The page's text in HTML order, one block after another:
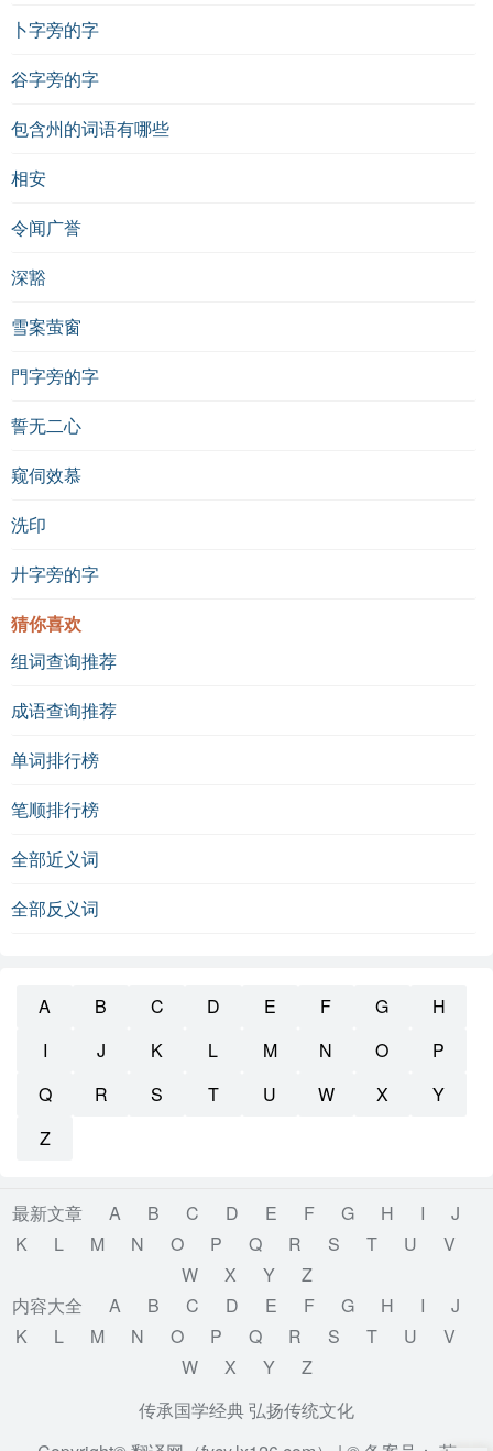
卜字旁的字
谷字旁的字
包含州的词语有哪些
相安
令闻广誉
深豁
雪案萤窗
門字旁的字
誓无二心
窥伺效慕
洗印
廾字旁的字
猜你喜欢
组词查询推荐
成语查询推荐
单词排行榜
笔顺排行榜
全部近义词
全部反义词
A B C D E F G
H
I
J K L M N O
P
Q
R S T U W X
Y
Z
最新文章 A B C D E F G H I
J
K
L M N O P Q R S T U
V
W
X Y
Z
内容大全
A B C D E F G H I
J
K
L M N O P Q R S T U
V
W
X Y
Z
传承国学经典 弘扬传统文化